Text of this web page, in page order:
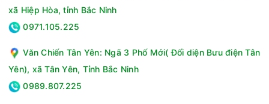
nhu cầu của gia đình từ 7 thành viên, dễ dàng điều khiển máy
sấy bằng điện thoại thông qua ứng dụng LGThinQ.
DVHP50B
Loại máy:Sấy bơm nhiệt
Khối lượng sấy:10.5 Kg
xã Hiệp Hòa, tỉnh Bắc Ninh
0971.105.225
Văn Chiến Tân Yên: Ngã 3 Phố Mới( Đối diện Bưu điện Tân
Yên), xã Tân Yên, Tỉnh Bắc Ninh
0989.807.225